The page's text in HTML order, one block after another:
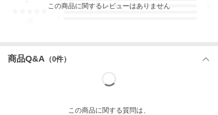
3
この商品に関するレビューはありません
商品Q&A （0件）
この商品に関する質問は、